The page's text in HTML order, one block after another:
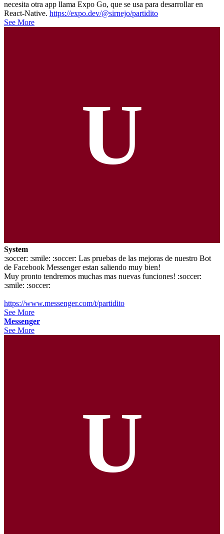
necesita otra app llama Expo Go, que se usa para desarrollar en
React-Native. https://expo.dev/@sirnejo/partidito
See More
U
System
:soccer: :smile: :soccer: Las pruebas de las mejoras de nuestro Bot
de Facebook Messenger estan saliendo muy bien!
Muy pronto tendremos muchas mas nuevas funciones! :soccer:
:smile: :soccer:
https://www.messenger.com/t/partidito
See More
Messenger
See More
U